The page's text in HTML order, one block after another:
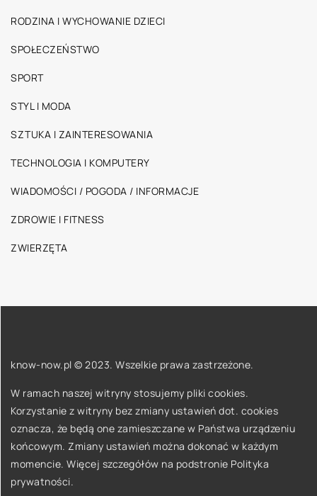
RODZINA I WYCHOWANIE DZIECI
SPOŁECZEŃSTWO
SPORT
STYL I MODA
SZTUKA I ZAINTERESOWANIA
TECHNOLOGIA I KOMPUTERY
WIADOMOŚCI / POGODA / INFORMACJE
ZDROWIE I FITNESS
ZWIERZĘTA
know-now.pl © 2023. Wszelkie prawa zastrzeżone.
W ramach naszej witryny stosujemy pliki cookies.
Korzystanie z witryny bez zmiany ustawień dot. cookies
oznacza, że będą one zamieszczane w Państwa urządzeniu
końcowym. Zmiany ustawień można dokonać w każdym
momencie. Więcej szczegółów na podstronie Polityka
prywatności.